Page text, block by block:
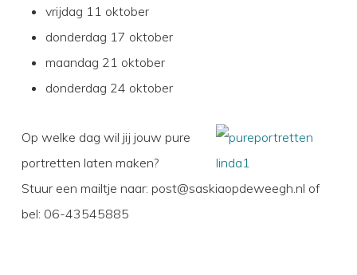
vrijdag 11 oktober
donderdag 17 oktober
maandag 21 oktober
donderdag 24 oktober
Op welke dag wil jij jouw pure
portretten laten maken?
Stuur een mailtje naar: post@saskiaopdeweegh.nl of
bel: 06-43545885